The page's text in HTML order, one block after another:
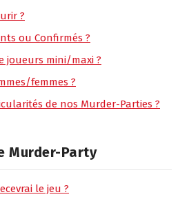
?
ou Confirmés ?
joueurs mini/maxi ?
femmes ?
de nos Murder-Parties ?
Murder-Party
le jeu ?